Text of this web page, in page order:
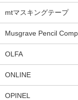
mtマスキングテープ
Musgrave Pencil
OLFA
ONLINE
OPINEL